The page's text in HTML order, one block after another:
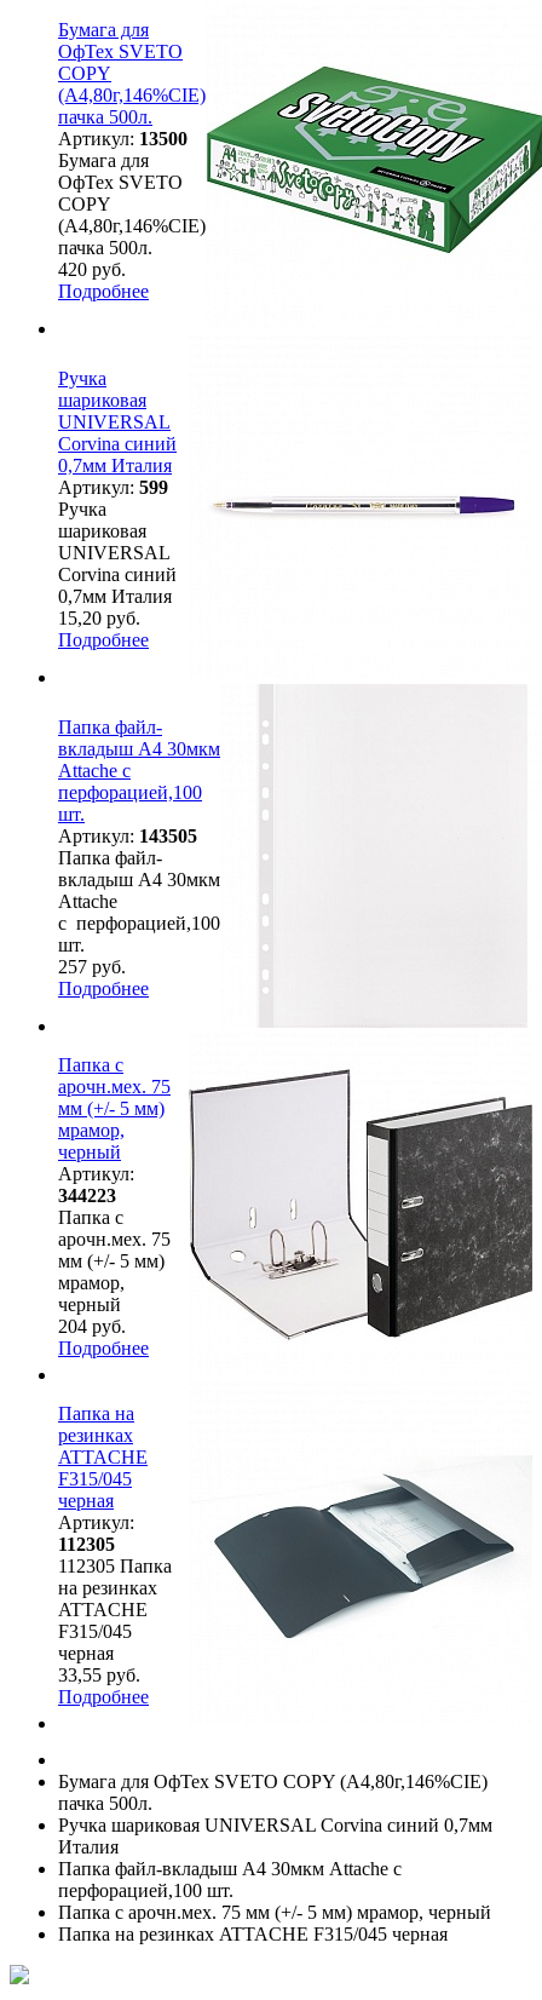
Бумага для
ОфТех SVETO
COPY
(А4,80г,146%CIE)
пачка 500л.
Артикул: 13500
Бумага для
ОфТех SVETO
COPY
(А4,80г,146%CIE)
пачка 500л.
420 руб.
Подробнее
Ручка
шариковая
UNIVERSAL
Corvina синий
0,7мм Италия
Артикул: 599
Ручка
шариковая
UNIVERSAL
Corvina синий
0,7мм Италия
15,20 руб.
Подробнее
Папка файл-
вкладыш А4 30мкм
Attache с
перфорацией,100
шт.
Артикул: 143505
Папка файл-
вкладыш А4 30мкм
Attache
с перфорацией,100
шт.
257 руб.
Подробнее
Папка с
арочн.мех. 75
мм (+/- 5 мм)
мрамор,
черный
Артикул:
344223
Папка с
арочн.мех. 75
мм (+/- 5 мм)
мрамор,
черный
204 руб.
Подробнее
Папка на
резинках
ATTACHE
F315/045
черная
Артикул:
112305
112305 Папка
на резинках
ATTACHE
F315/045
черная
33,55 руб.
Подробнее
Бумага для ОфТех SVETO COPY (А4,80г,146%CIE)
пачка 500л.
Ручка шариковая UNIVERSAL Corvina синий 0,7мм
Италия
Папка файл-вкладыш А4 30мкм Attache с
перфорацией,100 шт.
Папка с арочн.мех. 75 мм (+/- 5 мм) мрамор, черный
Папка на резинках ATTACHE F315/045 черная